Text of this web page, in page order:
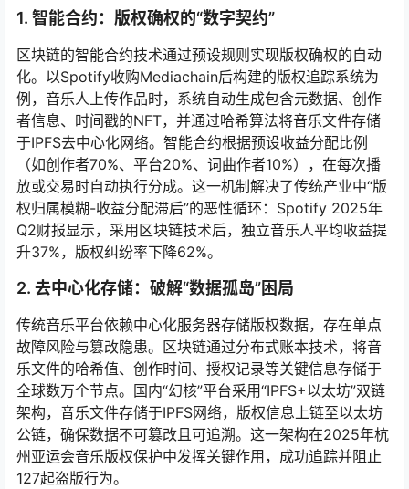
1. 智能合约：版权确权的“数字契约”
区块链的智能合约技术通过预设规则实现版权确权的自动
化。以Spotify收购Mediachain后构建的版权追踪系统为
例，音乐人上传作品时，系统自动生成包含元数据、创作
者信息、时间戳的NFT，并通过哈希算法将音乐文件存储
于IPFS去中心化网络。智能合约根据预设收益分配比例
（如创作者70%、平台20%、词曲作者10%），在每次播
放或交易时自动执行分成。这一机制解决了传统产业中“版
权归属模糊-收益分配滞后”的恶性循环：Spotify 2025年
Q2财报显示，采用区块链技术后，独立音乐人平均收益提
升37%，版权纠纷率下降62%。
2. 去中心化存储：破解“数据孤岛”困局
传统音乐平台依赖中心化服务器存储版权数据，存在单点
故障风险与篡改隐患。区块链通过分布式账本技术，将音
乐文件的哈希值、创作时间、授权记录等关键信息存储于
全球数万个节点。国内“幻核”平台采用“IPFS+以太坊”双链
架构，音乐文件存储于IPFS网络，版权信息上链至以太坊
公链，确保数据不可篡改且可追溯。这一架构在2025年杭
州亚运会音乐版权保护中发挥关键作用，成功追踪并阻止
127起盗版行为。